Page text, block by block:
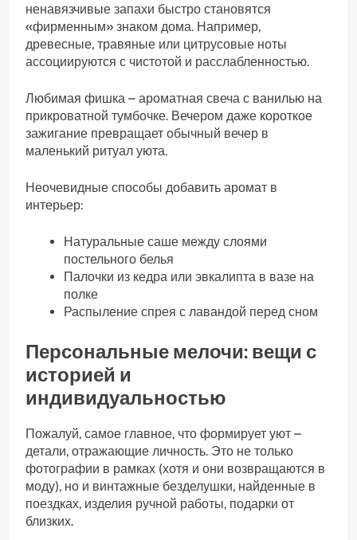
ненавязчивые запахи быстро становятся
«фирменным» знаком дома. Например,
древесные, травяные или цитрусовые ноты
ассоциируются с чистотой и расслабленностью.
Любимая фишка – ароматная свеча с ванилью на
прикроватной тумбочке. Вечером даже короткое
зажигание превращает обычный вечер в
маленький ритуал уюта.
Неочевидные способы добавить аромат в
интерьер:
Натуральные саше между слоями
постельного белья
Палочки из кедра или эвкалипта в вазе на
полке
Распыление спрея с лавандой перед сном
Персональные мелочи: вещи с
историей и
индивидуальностью
Пожалуй, самое главное, что формирует уют –
детали, отражающие личность. Это не только
фотографии в рамках (хотя и они возвращаются в
моду), но и винтажные безделушки, найденные в
поездках, изделия ручной работы, подарки от
близких.